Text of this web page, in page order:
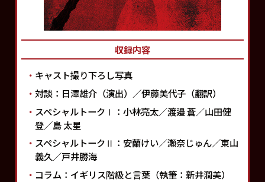
収録内容
・ キャスト撮り下ろし写真
・ 対談：日澤雄介（演出）／伊藤美代子（翻訳）
・ スペシャルトークⅠ：小林亮太／渡邉 蒼／山田健
登／島 太星
・ スペシャルトークⅡ：安蘭けい／瀬奈じゅん／東山
義久／戸井勝海
・ コラム：イギリス階級と言葉（執筆：新井潤美）